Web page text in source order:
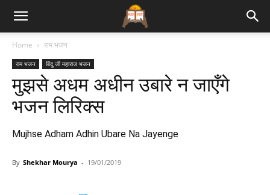
Bhajan
Lyrics
Home राम भजन
राम भजन बिंदु जी महाराज भजन
मुझसे अधम अधीन उबारे न जाएँगे
भजन लिरिक्स
Mujhse Adham Adhin Ubare Na Jayenge
By Shekhar Mourya - 19/01/2019